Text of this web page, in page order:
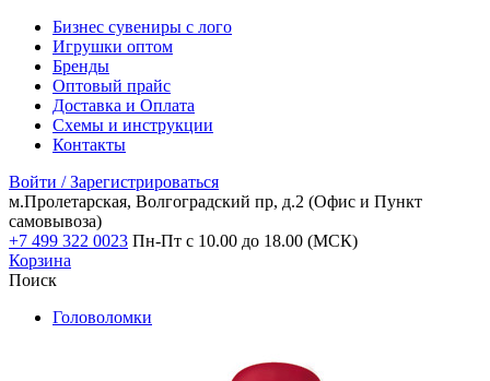
Бизнес сувениры с лого
Игрушки оптом
Бренды
Оптовый прайс
Доставка и Оплата
Схемы и инструкции
Контакты
Войти / Зарегистрироваться
м.Пролетарская, Волгоградский пр, д.2 (Офис и Пункт
самовывоза)
+7 499 322 0023 Пн-Пт с 10.00 до 18.00 (МСК)
Корзина
Поиск
Головоломки